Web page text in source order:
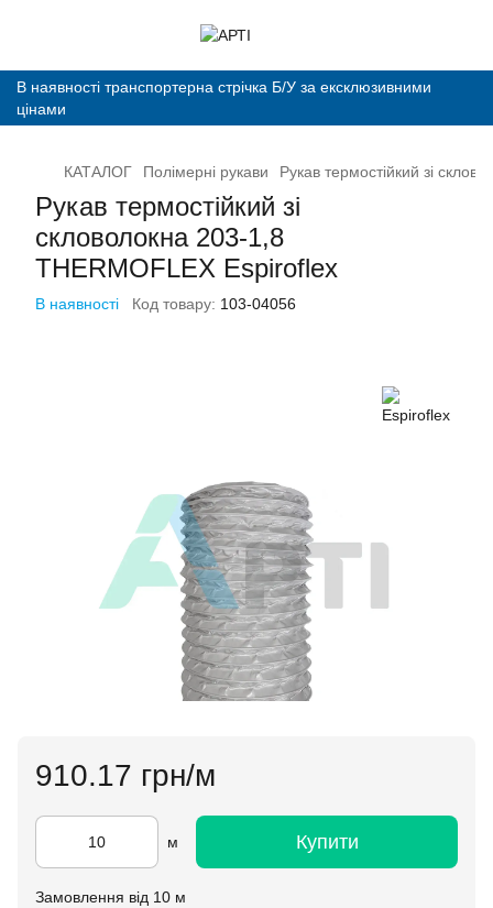
В наявності транспортерна стрічка Б/У за ексклюзивними
цінами
КАТАЛОГ Полімерні рукави Рукав термостійкий зі
Рукав термостійкий зі
скловолокна 203-1,8
THERMOFLEX Espiroflex
В наявності Код товару: 103-04056
910.17 грн/м
м Купити
Замовлення від 10 м